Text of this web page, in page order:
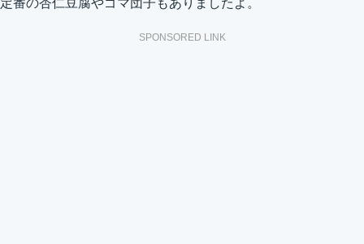
SPONSORED LINK